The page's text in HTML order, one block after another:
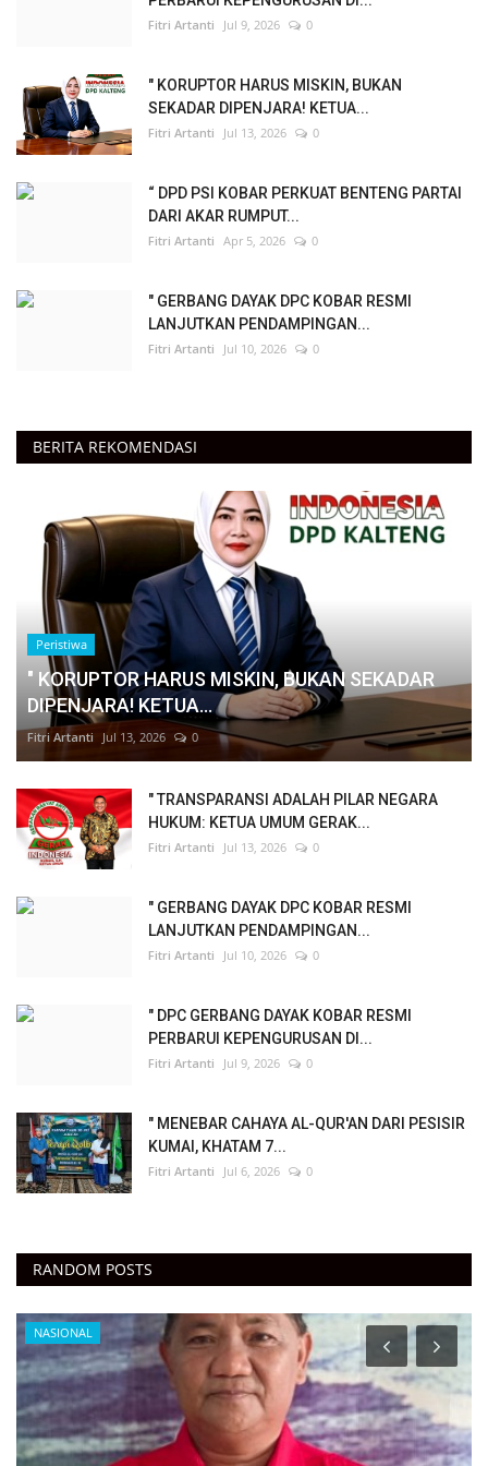
Fitri Artanti Jul 9, 2026 0
" KORUPTOR HARUS MISKIN, BUKAN
SEKADAR DIPENJARA! KETUA...
Fitri Artanti Jul 13, 2026 0
“ DPD PSI KOBAR PERKUAT BENTENG PARTAI
DARI AKAR RUMPUT...
Fitri Artanti Apr 5, 2026 0
" GERBANG DAYAK DPC KOBAR RESMI
LANJUTKAN PENDAMPINGAN...
Fitri Artanti Jul 10, 2026 0
BERITA REKOMENDASI
Peristiwa
" KORUPTOR HARUS MISKIN, BUKAN SEKADAR
DIPENJARA! KETUA...
Fitri Artanti Jul 13, 2026 0
" TRANSPARANSI ADALAH PILAR NEGARA
HUKUM: KETUA UMUM GERAK...
Fitri Artanti Jul 13, 2026 0
" GERBANG DAYAK DPC KOBAR RESMI
LANJUTKAN PENDAMPINGAN...
Fitri Artanti Jul 10, 2026 0
" DPC GERBANG DAYAK KOBAR RESMI
PERBARUI KEPENGURUSAN DI...
Fitri Artanti Jul 9, 2026 0
" MENEBAR CAHAYA AL-QUR'AN DARI PESISIR
KUMAI, KHATAM 7...
Fitri Artanti Jul 6, 2026 0
RANDOM POSTS
NASIONAL